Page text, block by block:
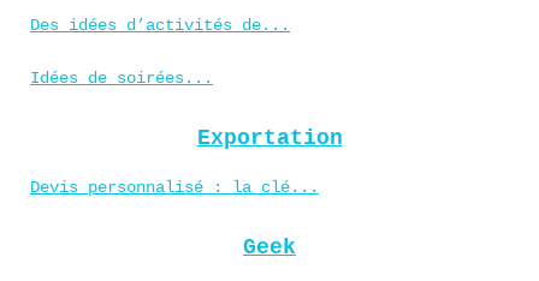
Des idées d’activités de...
Idées de soirées...
Exportation
Devis personnalisé : la clé...
Geek